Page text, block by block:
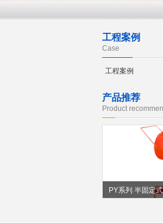
工程案例
Case
工程案例
产品推荐
Product
PY系列 半固定